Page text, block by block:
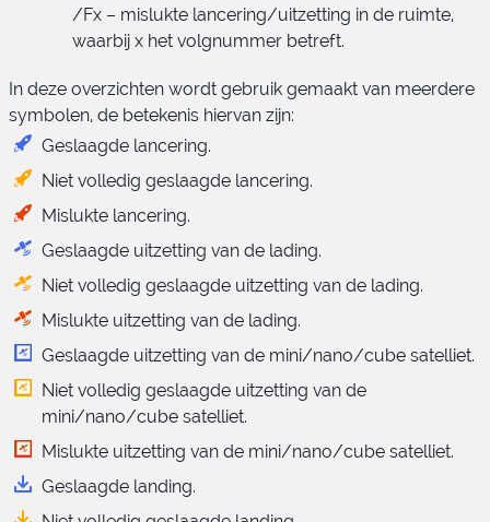
/Fx – mislukte lancering/uitzetting in de ruimte,
waarbij x het volgnummer betreft.
In deze overzichten wordt gebruik gemaakt van meerdere
symbolen, de betekenis hiervan zijn:
Geslaagde lancering.
Niet volledig geslaagde lancering.
Mislukte lancering.
Geslaagde uitzetting van de lading.
Niet volledig geslaagde uitzetting van de lading.
Mislukte uitzetting van de lading.
Geslaagde uitzetting van de mini/nano/cube satelliet.
Niet volledig geslaagde uitzetting van de
mini/nano/cube satelliet.
Mislukte uitzetting van de mini/nano/cube satelliet.
Geslaagde landing.